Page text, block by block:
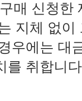
매 신청
지체 없
우에는 대
를 취합니